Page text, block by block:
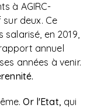
à AGIRC-
deux. Ce
en 2019,
annuel
années à venir.
Or l'Etat, qui